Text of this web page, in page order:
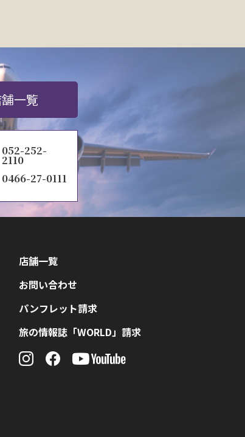
一覧
052-252-
2110
0466-27-0111
店舗一覧
お問い合わせ
パンフレット請求
旅の情報誌「WORLD」請求